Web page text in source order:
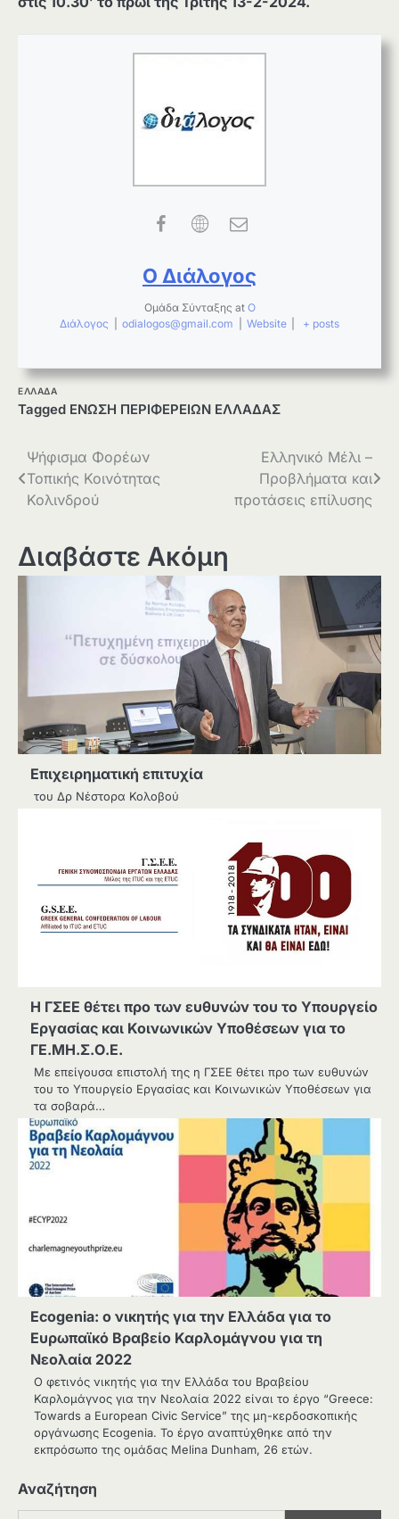
Ο Διάλογος
Ομάδα Σύνταξης at Ο
Διάλογος
odialogos@gmail.com Website + posts
ΕΛΛΑΔΑ
Tagged ΕΝΩΣΗ ΠΕΡΙΦΕΡΕΙΩΝ ΕΛΛΑΔΑΣ
Πλοήγηση
άρθρων
Ψήφισμα Φορέων
Τοπικής Κοινότητας
Κολινδρού
Ελληνικό Μέλι –
Προβλήματα και
προτάσεις επίλυσης
Διαβάστε Ακόμη
Επιχειρηματική επιτυχία
του Δρ Νέστορα Κολοβού
Η ΓΣΕΕ θέτει προ των ευθυνών του το Υπουργείο
Εργασίας και Κοινωνικών Υποθέσεων για το
ΓΕ.ΜΗ.Σ.Ο.Ε.
Με επείγουσα επιστολή της η ΓΣΕΕ θέτει προ των ευθυνών
του το Υπουργείο Εργασίας και Κοινωνικών Υποθέσεων για
τα σοβαρά…
Ecogenia: ο νικητής για την Ελλάδα για το
Ευρωπαϊκό Βραβείο Καρλομάγνου για τη
Νεολαία 2022
Ο φετινός νικητής για την Ελλάδα του Βραβείου
Καρλομάγνος για την Νεολαία 2022 είναι το έργο “Greece:
Towards a European Civic Service” της μη-κερδοσκοπικής
οργάνωσης Ecogenia. Το έργο αναπτύχθηκε από την
εκπρόσωπο της ομάδας Melina Dunham, 26 ετών.
Αναζήτηση